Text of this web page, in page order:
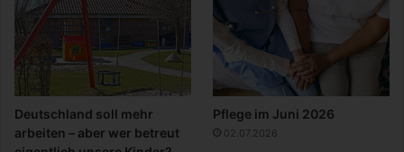
Deutschland soll mehr
arbeiten – aber wer betreut
Pflege im Juni 2026
02.07.2026